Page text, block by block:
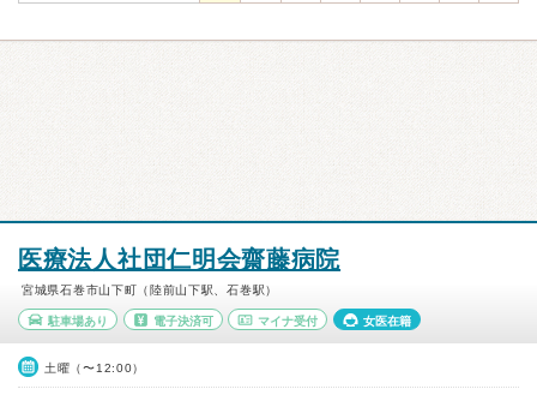
医療法人社団仁明会齋藤病院
宮城県石巻市山下町（陸前山下駅、石巻駅）
駐車場あり 電子決済可 マイナ受付 女医在籍
土曜（〜12:00）